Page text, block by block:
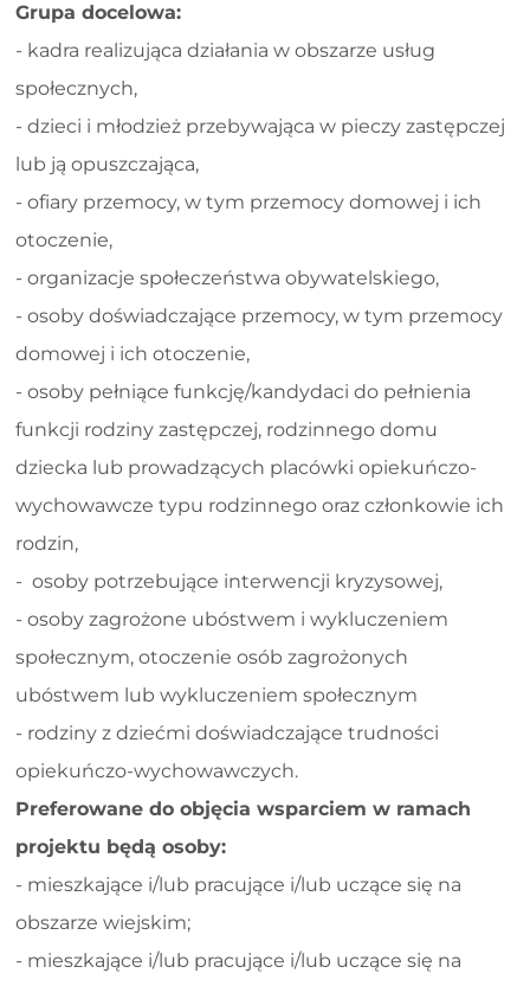
Grupa docelowa:
- kadra realizująca działania w obszarze usług
społecznych,
- dzieci i młodzież przebywająca w pieczy zastępczej
lub ją opuszczająca,
- ofiary przemocy, w tym przemocy domowej i ich
otoczenie,
- organizacje społeczeństwa obywatelskiego,
- osoby doświadczające przemocy, w tym przemocy
domowej i ich otoczenie,
- osoby pełniące funkcję/kandydaci do pełnienia
funkcji rodziny zastępczej, rodzinnego domu
dziecka lub prowadzących placówki opiekuńczo-
wychowawcze typu rodzinnego oraz członkowie ich
rodzin,
- osoby potrzebujące interwencji kryzysowej,
- osoby zagrożone ubóstwem i wykluczeniem
społecznym, otoczenie osób zagrożonych
ubóstwem lub wykluczeniem społecznym
- rodziny z dziećmi doświadczające trudności
opiekuńczo-wychowawczych.
Preferowane do objęcia wsparciem w ramach
projektu będą osoby:
- mieszkające i/lub pracujące i/lub uczące się na
obszarze wiejskim;
- mieszkające i/lub pracujące i/lub uczące się na